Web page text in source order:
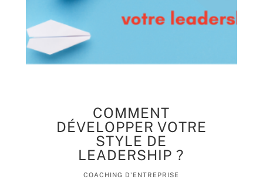
COMMENT
DÉVELOPPER VOTRE
STYLE DE
LEADERSHIP ?
COACHING D'ENTREPRISE